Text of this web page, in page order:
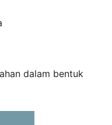
dalam bentuk